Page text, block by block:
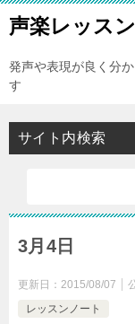
声楽レッス
発声や表現が良く分
す
サイト内検索
3月4日
更新日： 2015/08/07
レッスンノート